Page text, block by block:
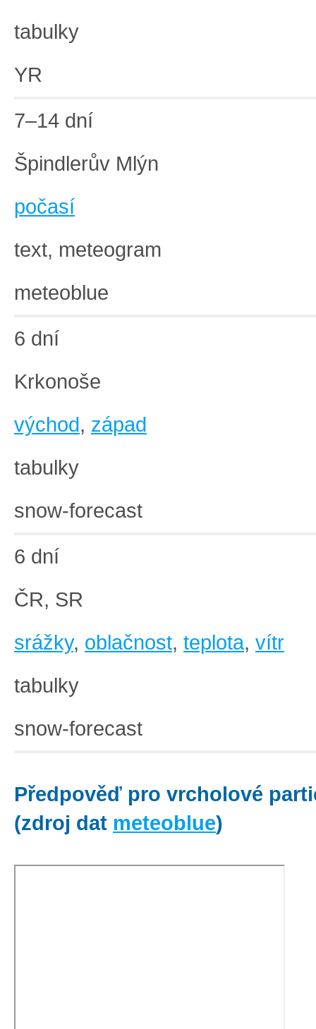
tabulky
YR
7–14 dní
Špindlerův Mlýn
počasí
text, meteogram
meteoblue
6 dní
Krkonoše
východ, západ
tabulky
snow-forecast
6 dní
ČR, SR
srážky, oblačnost, teplota, vítr
tabulky
snow-forecast
Předpověď pro vrcholové
(zdroj dat meteoblue)